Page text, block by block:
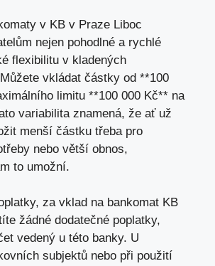
v KB v Praze Liboc
nejen pohodlné a rychlé
flexibilitu v kladených
vkládat částky od **100
limitu **100 000 Kč** na
variabilita znamená, že ať už
menší částku třeba pro
nebo větší obnos,
to umožní.
za vklad na bankomat KB
žádné dodatečné poplatky,
vedený u této banky. U
subjektů nebo při použití